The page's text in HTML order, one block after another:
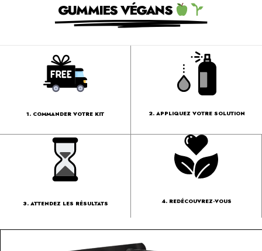
GUMMIES VÉGANS
1. COMMANDER VOTRE KIT 2. APPLIQUEZ VOTRE SOLUTION
3. ATTENDEZ LES RÉSULTATS 4. REDÉCOUVREZ-VOUS